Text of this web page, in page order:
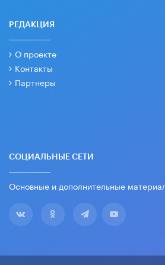
РЕДАКЦИЯ
О проекте
Контакты
Партнеры
СОЦИАЛЬНЫЕ СЕТИ
Основные и дополнительные